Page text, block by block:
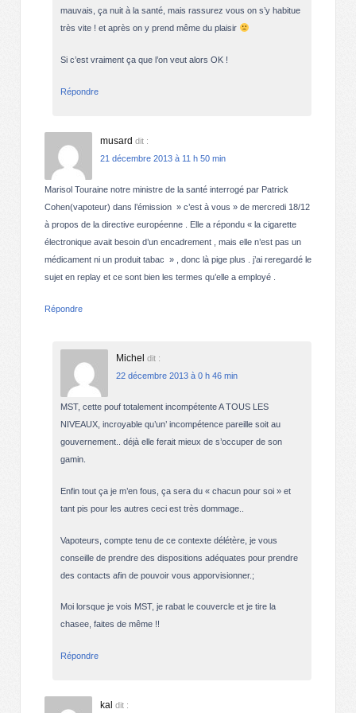
mauvais, ça nuit à la santé, mais rassurez vous on s’y habitue
très vite ! et après on y prend même du plaisir
Si c’est vraiment ça que l’on veut alors OK !
Répondre
musard dit :
21 décembre 2013 à 11 h 50 min
Marisol Touraine notre ministre de la santé interrogé par Patrick
Cohen(vapoteur) dans l’émission » c’est à vous » de mercredi 18/12
à propos de la directive européenne . Elle a répondu « la cigarette
électronique avait besoin d’un encadrement , mais elle n’est pas un
médicament ni un produit tabac » , donc là pige plus . j’ai reregardé le
sujet en replay et ce sont bien les termes qu’elle a employé .
Répondre
Michel dit :
22 décembre 2013 à 0 h 46 min
MST, cette pouf totalement incompétente A TOUS LES
NIVEAUX, incroyable qu’un’ incompétence pareille soit au
gouvernement.. déjà elle ferait mieux de s’occuper de son
gamin.
Enfin tout ça je m’en fous, ça sera du « chacun pour soi » et
tant pis pour les autres ceci est très dommage..
Vapoteurs, compte tenu de ce contexte délétère, je vous
conseille de prendre des dispositions adéquates pour prendre
des contacts afin de pouvoir vous apporvisionner.;
Moi lorsque je vois MST, je rabat le couvercle et je tire la
chasee, faites de même !!
Répondre
kal dit :